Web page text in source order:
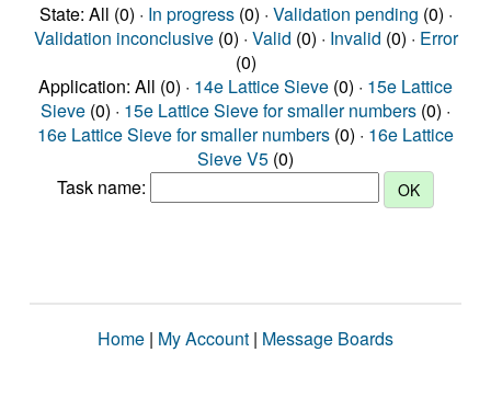
State: All (0) · In progress(0) · Validation pending (0) ·
Validation inconclusive(0) · Valid (0) · Invalid (0) · Error
(0)
Application: All (0) · 14e Lattice Sieve (0) · 15e Lattice
Sieve (0) · 15e Lattice Sieve for smaller numbers (0) ·
16e Lattice Sieve for smaller numbers (0) · 16e Lattice
Sieve V5 (0)
Task name:
Home | My Account | Message Boards